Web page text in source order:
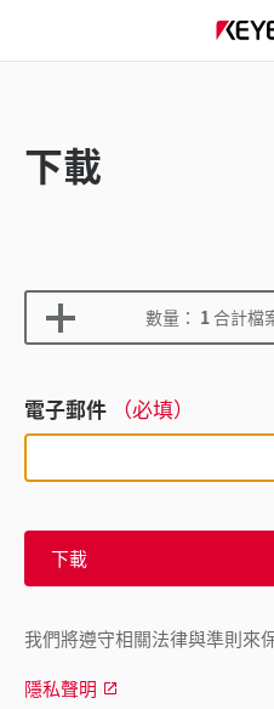
下載
數量： 1合計檔
電子郵件 （必填）
下載
我們將遵守相關法律與準則來
隱私聲明